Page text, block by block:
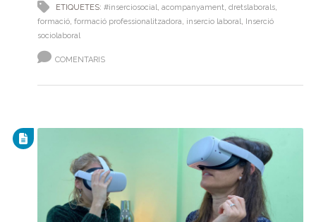
ETIQUETES: #inserciosocial, acompanyament, dretslaborals,
formació, formació professionalitzadora, insercio laboral, Inserció
sociolaboral
COMENTARIS